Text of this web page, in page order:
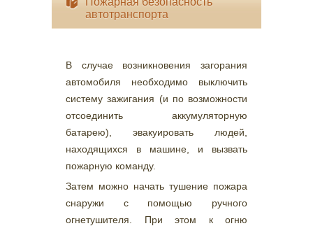
автотранспорта
В случае возникновения загорания
автомобиля необходимо выключить
систему зажигания (и по возможности
отсоединить аккумуляторную
батарею), эвакуировать людей,
находящихся в машине, и вызвать
пожарную команду.
Затем можно начать тушение пожара
снаружи с помощью ручного
огнетушителя. При этом к огню